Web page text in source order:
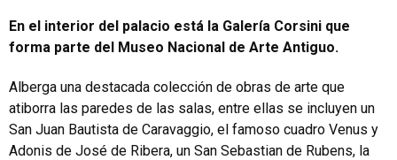
En el interior del palacio está la Galería Corsini que
forma parte del Museo Nacional de Arte Antiguo.
Alberga una destacada colección de obras de arte que
atiborra las paredes de las salas, entre ellas se incluyen un
San Juan Bautista de Caravaggio, el famoso cuadro Venus y
Adonis de José de Ribera, un San Sebastian de Rubens, la